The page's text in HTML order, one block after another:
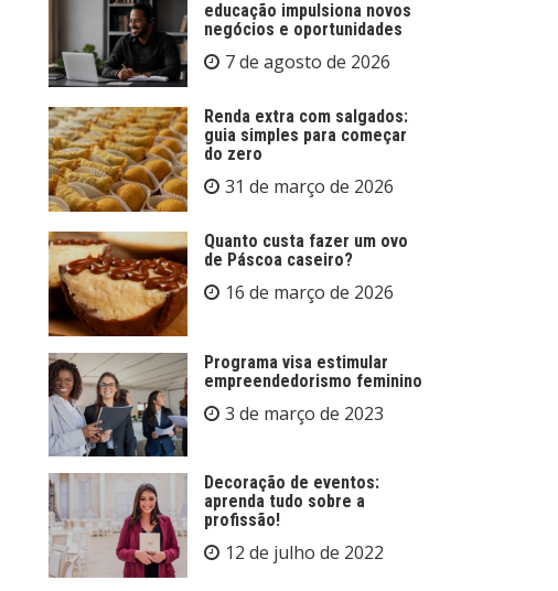
educação impulsiona novos
negócios e oportunidades
7 de agosto de 2026
Renda extra com salgados:
guia simples para começar
do zero
31 de março de 2026
Quanto custa fazer um ovo
de Páscoa caseiro?
16 de março de 2026
Programa visa estimular
empreendedorismo feminino
3 de março de 2023
Decoração de eventos:
aprenda tudo sobre a
profissão!
12 de julho de 2022